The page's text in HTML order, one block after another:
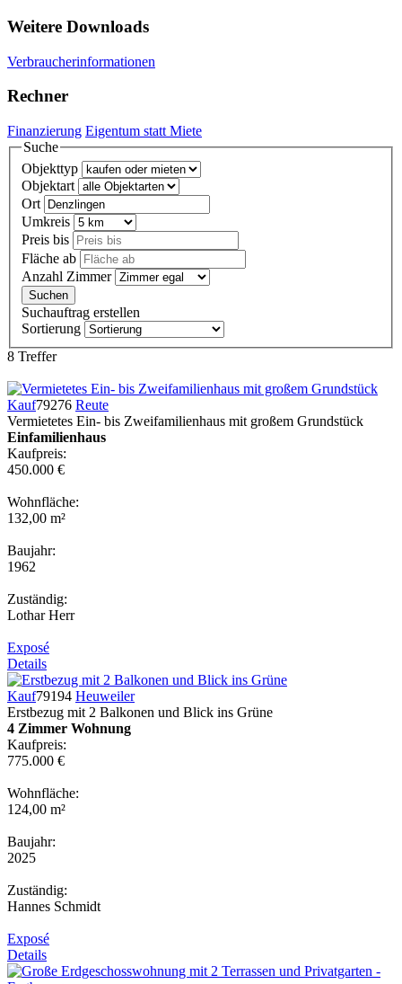
Weitere Downloads
Verbraucherinformationen
Rechner
Finanzierung Eigentum statt Miete
Suche
Objekttyp
Objektart
Ort
Umkreis
Preis bis
Fläche ab
Anzahl Zimmer
Suchauftrag erstellen
Sortierung
8 Treffer
Kauf79276 Reute
Vermietetes Ein- bis Zweifamilienhaus mit großem Grundstück
Einfamilienhaus
Kaufpreis:
450.000 €
Wohnfläche:
132,00 m²
Baujahr:
1962
Zuständig:
Lothar Herr
Exposé
Details
Kauf79194 Heuweiler
Erstbezug mit 2 Balkonen und Blick ins Grüne
4 Zimmer Wohnung
Kaufpreis:
775.000 €
Wohnfläche:
124,00 m²
Baujahr:
2025
Zuständig:
Hannes Schmidt
Exposé
Details